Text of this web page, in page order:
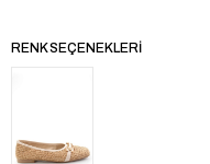
RENK SEÇENEKLERI